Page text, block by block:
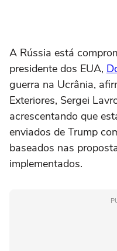
‌A Rússia está
presidente dos EUA,
guerra na ‌Ucrânia,
Exteriores, ‌Sergei
acrescentando ⁠que
enviados de Trump
baseados ‌nas
⁠implementados.